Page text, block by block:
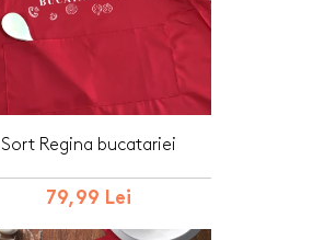
Sort Regina bucatariei
79,99 Lei